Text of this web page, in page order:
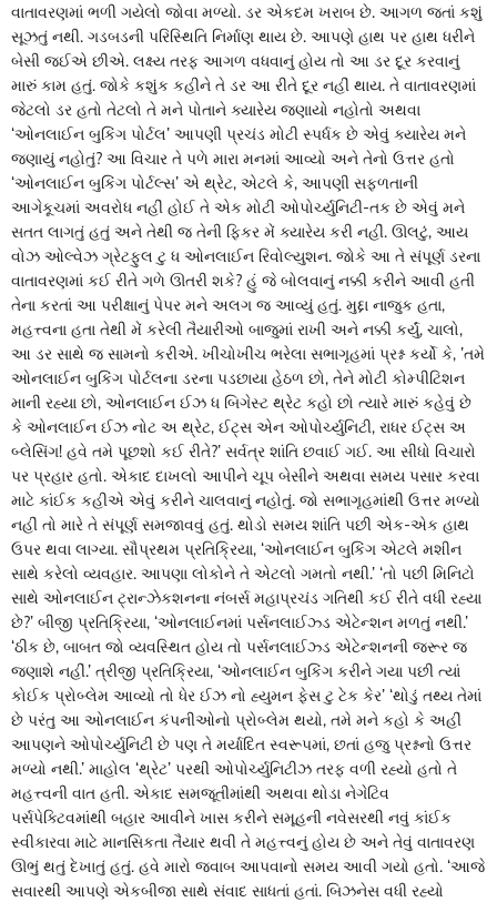
વાતાવરણમાં ભળી ગયેલો જોવા મળ્યો. ડર એકદમ ખરાબ છે. આગળ જતાં કશું
સૂઝતું નથી. ગડબડની પરિસ્થિતિ નિર્માણ થાય છે. આપણે હાથ પર હાથ ધરીને
બેસી જઈએ છીએ. લક્ષ્ય તરફ આગળ વધવાનું હોય તો આ ડર દૂર કરવાનું
મારું કામ હતું. જોકે કશુંક કહીને તે ડર આ રીતે દૂર નહીં થાય. તે વાતાવરણમાં
જેટલો ડર હતો તેટલો તે મને પોતાને ક્યારેય જણાયો નહોતો અથવા
‘ઓનલાઈન બુકિંગ પોર્ટલ’ આપણી પ્રચંડ મોટી સ્પર્ધક છે એવું ક્યારેય મને
જણાયું નહોતું? આ વિચાર તે પળે મારા મનમાં આવ્યો અને તેનો ઉત્તર હતો
‘ઓનલાઈન બુકિંગ પોર્ટલ્સ’ એ થ્રેટ, એટલે કે, આપણી સફળતાની
આગેકૂચમાં અવરોધ નહીં હોઈ તે એક મોટી ઓપોર્ચ્યુનિટી-તક છે એવું મને
સતત લાગતું હતું અને તેથી જ તેની ફિકર મેં ક્યારેય કરી નહીં. ઊલટું, આય
વોઝ ઓલ્વેઝ ગ્રેટફુલ ટુ ધ ઓનલાઈન રિવોલ્યુશન. જોકે આ તે સંપૂર્ણ ડરના
વાતાવરણમાં કઈ રીતે ગળે ઊતરી શકે? હું જે બોલવાનું નક્કી કરીને આવી હતી
તેના કરતાં આ પરીક્ષાનું પેપર મને અલગ જ આવ્યું હતું. મુદ્દા નાજુક હતા,
મહત્ત્વના હતા તેથી મેં કરેલી તૈયારીઓ બાજુમાં રાખી અને નક્કી કર્યું, ચાલો,
આ ડર સાથે જ સામનો કરીએ. ખીચોખીચ ભરેલા સભાગૃહમાં પ્રશ્ન કર્યો કે, ’તમે
ઓનલાઈન બુકિંગ પોર્ટલના ડરના પડછાયા હેઠળ છો, તેને મોટી કોમ્પીટિશન
માની રહ્યા છો, ઓનલાઈન ઈઝ ધ બિગેસ્ટ થ્રેટ કહો છો ત્યારે મારું કહેવું છે
કે ઓનલાઈન ઈઝ નોટ અ થ્રેટ, ઈટ્સ એન ઓપોર્ચ્યુનિટી, રાધર ઈટ્સ અ
બ્લેસિંગ! હવે તમે પૂછશો કઈ રીતે?’ સર્વત્ર શાંતિ છવાઈ ગઈ. આ સીધો વિચારો
પર પ્રહાર હતો. એકાદ દાખલો આપીને ચૂપ બેસીને અથવા સમય પસાર કરવા
માટે કાંઈક કહીએ એવું કરીને ચાલવાનું નહોતું. જો સભાગૃહમાંથી ઉત્તર મળ્યો
નહીં તો મારે તે સંપૂર્ણ સમજાવવું હતું. થોડો સમય શાંતિ પછી એક-એક હાથ
ઉપર થવા લાગ્યા. સૌપ્રથમ પ્રતિક્રિયા, ‘ઓનલાઈન બુકિંગ એટલે મશીન
સાથે કરેલો વ્યવહાર. આપણા લોકોને તે એટલો ગમતો નથી.’ ‘તો પછી મિનિટો
સાથે ઓનલાઈન ટ્રાન્ઝેકશનના નંબર્સ મહાપ્રચંડ ગતિથી કઈ રીતે વધી રહ્યા
છે?’ બીજી પ્રતિક્રિયા, ‘ઓનલાઈનમાં પર્સનલાઈઝ્ડ એટેન્શન મળતું નથી.’
‘ઠીક છે, બાબત જો વ્યવસ્થિત હોય તો પર્સનલાઈઝ્ડ એટેન્શનની જરૂર જ
જણાશે નહીં.’ ત્રીજી પ્રતિક્રિયા, ‘ઓનલાઈન બુકિંગ કરીને ગયા પછી ત્યાં
કોઈક પ્રોબ્લેમ આવ્યો તો ધેર ઈઝ નો હ્યુમન ફેસ ટુ ટેક કેર’ ‘થોડું તથ્ય તેમાં
છે પરંતુ આ ઓનલાઈન કંપનીઓનો પ્રોબ્લેમ થયો, તમે મને કહો કે અહીં
આપણને ઓપોર્ચ્યુનિટી છે પણ તે મર્યાદિત સ્વરૂપમાં, છતાં હજુ પ્રશ્નનો ઉત્તર
મળ્યો નથી.’ માહોલ ‘થ્રેટ’ પરથી ઓપોર્ચ્યુનિટીઝ તરફ વળી રહ્યો હતો તે
મહત્ત્વની વાત હતી. એકાદ સમજૂતીમાંથી અથવા થોડા નેગેટિવ
પર્સપેક્ટિવમાંથી બહાર આવીને ખાસ કરીને સમૂહની નવેસરથી નવું કાંઈક
સ્વીકારવા માટે માનસિકતા તૈયાર થવી તે મહત્ત્વનું હોય છે અને તેવું વાતાવરણ
ઊભું થતું દેખાતું હતું. હવે મારો જવાબ આપવાનો સમય આવી ગયો હતો. ‘આજે
સવારથી આપણે એકબીજા સાથે સંવાદ સાધતાં હતાં. બિઝનેસ વધી રહ્યો